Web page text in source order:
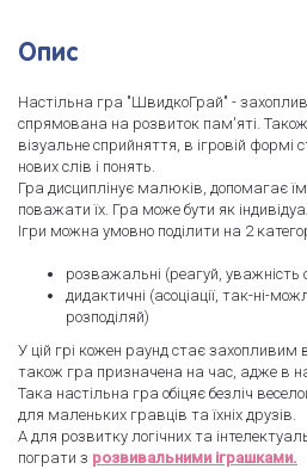
Опис
Настільна гра "ШвидкоГрай" -
спрямована на розвиток пам'яті.
візуальне сприйняття, в ігровій
нових слів і понять.
Гра дисциплінує малюків, допомагає
поважати їх. Гра може бути як
Ігри можна умовно поділити на 2
розважальні (реагуй, уважність
дидактичні (асоціації, так-ні-
розподіляй)
У цій грі кожен раунд стає захопливим
також гра призначена на час, адже в
Така настільна гра обіцяє безліч
для маленьких гравців та їхніх друзів.
А для розвитку логічних та
пограти з розвивальними іграшками.